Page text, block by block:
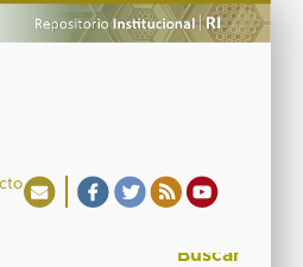
Buscar